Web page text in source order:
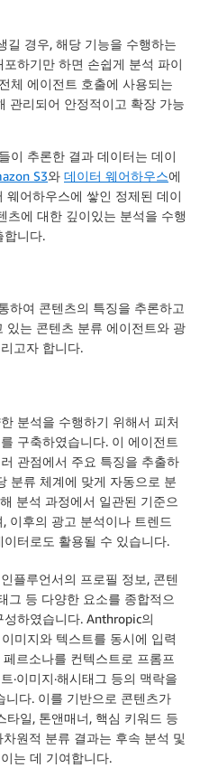
길 경우, 해당 기능을 수행하는
하기만 하면 손쉽게 분석 파이
체 에이전트 호출에 사용되는
관리되어 안정적이고 확장 가능
이 추론한 결과 데이터는 데이
S3와 데이터 웨어하우스에
웨어하우스에 쌓인 정제된 데이
츠에 대한 깊이있는 분석을 수행
합니다.
하여 콘텐츠의 특징을 추론하고
있는 콘텐츠 분류 에이전트와 광
고자 합니다.
분석을 수행하기 위해서 피처
구축하였습니다. 이 에이전트
관점에서 주요 특징을 추출하
분류 체계에 맞게 자동으로 분
분석 과정에서 일관된 기준으
이후의 광고 분석이나 트렌드
터로도 활용될 수 있습니다.
플루언서의 프로필 정보, 콘텐
그 등 다양한 요소를 종합적으
하였습니다. Anthropic의
미지와 텍스트를 동시에 입력
르소나를 컨텍스트로 프롬프
·이미지·해시태그 등의 맥락을
니다. 이를 기반으로 콘텐츠가
타일, 톤앤매너, 핵심 키워드 등
원적 분류 결과는 후속 분석 및
는 데 기여합니다.